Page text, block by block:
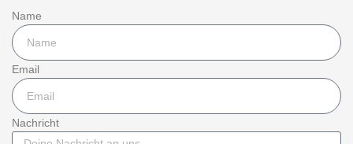
Name
Email
Nachricht